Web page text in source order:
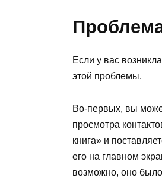
Если у вас
этой проблемы.
Во-первых, вы
просмотра
книга» и
его на главном
возможно, оно